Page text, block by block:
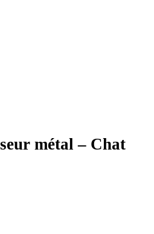
métal – Chat